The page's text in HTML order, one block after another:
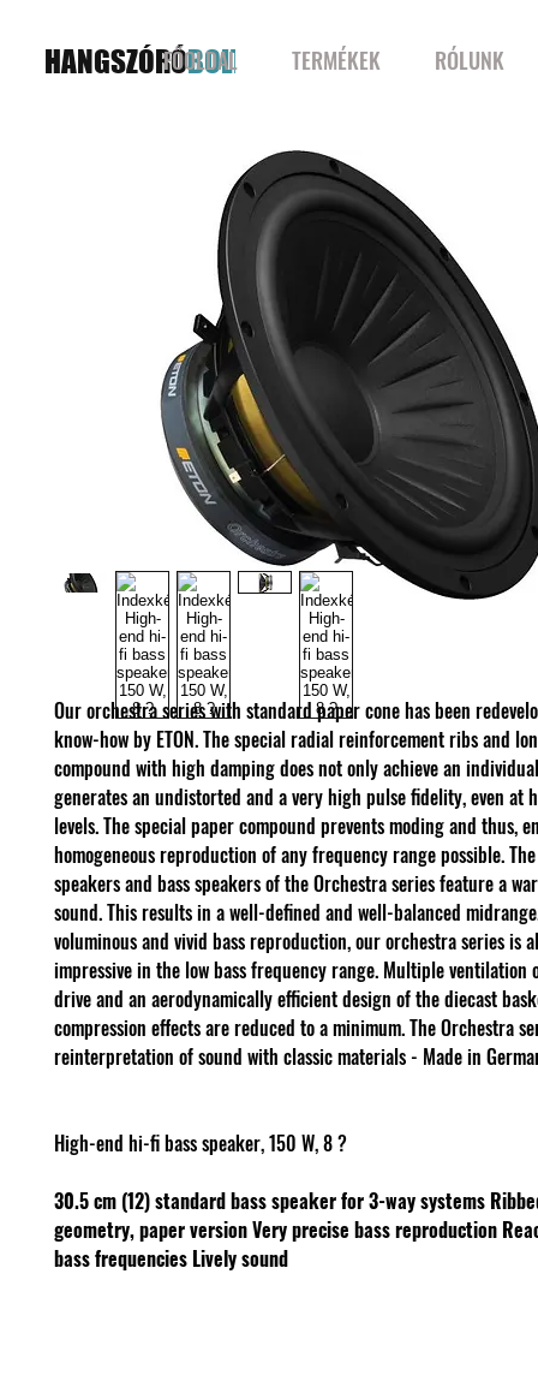
HANGSZÓRÓBOLT
FŐOLDAL TERMÉKEK RÓLUNK
Our orchestra series with standard paper cone has been
know-how by ETON. The special radial reinforcement ribs and
compound with high damping does not only achieve an
generates an undistorted and a very high pulse fidelity, even at
levels. The special paper compound prevents moding and thus,
homogeneous reproduction of any frequency range possible.
speakers and bass speakers of the Orchestra series feature a
sound. This results in a well-defined and well-balanced
voluminous and vivid bass reproduction, our orchestra series is
impressive in the low bass frequency range. Multiple
drive and an aerodynamically efficient design of the diecast
compression effects are reduced to a minimum. The Orchestra
reinterpretation of sound with classic materials - Made in
High-end hi-fi bass speaker, 150 W, 8 ?
30.5 cm (12) standard bass speaker for 3-way systems
geometry, paper versionVery precise bass reproduction
bass frequencies Lively sound